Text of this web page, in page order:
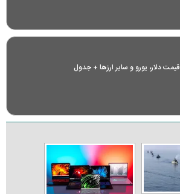
قیمت دلار، یورو و سایر ارز‌ها + جدول